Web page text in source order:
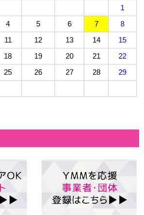
1
4 5 6 7
8
11 12 13 14
15
18 19 20 21
22
25 26 27 28
29